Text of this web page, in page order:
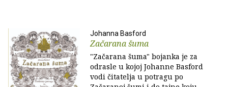
Johanna Basford
Začarana šuma
"Začarana šuma" bojanka je za
odrasle u kojoj Johanne Basford
vodi čitatelja u potragu po